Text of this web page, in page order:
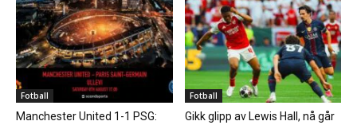
Fotball
Manchester United 1-1 PSG:
Fotball
Gikk glipp av Lewis Hall, nå går